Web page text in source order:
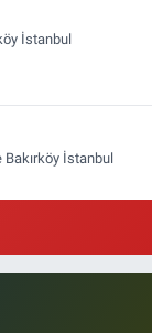
İstanbul
İstanbul
İstanbul